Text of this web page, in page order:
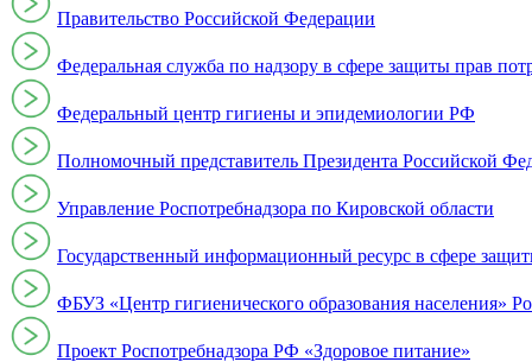
Правительство Российской Федерации
Федеральная служба по надзору в сфере защиты прав
Федеральный центр гигиены и эпидемиологии РФ
Полномочный представитель Президента Российской
Управление Роспотребнадзора по Кировской области
Государственный информационный ресурс в сфере
ФБУЗ «Центр гигиенического образования населения»
Проект Роспотребнадзора РФ «Здоровое питание»